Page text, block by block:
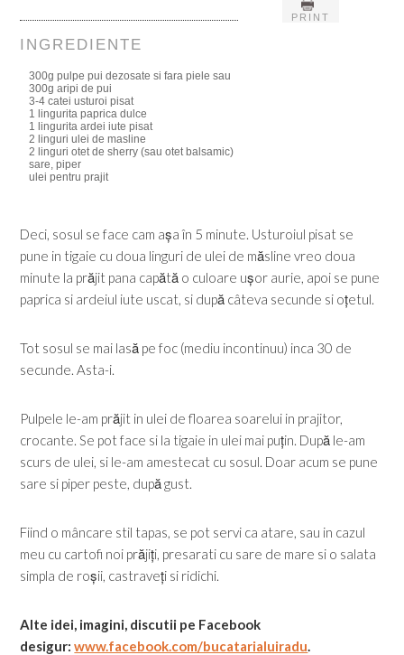
PRINT
INGREDIENTE
300g pulpe pui dezosate si fara piele sau
300g aripi de pui
3-4 catei usturoi pisat
1 lingurita paprica dulce
1 lingurita ardei iute pisat
2 linguri ulei de masline
2 linguri otet de sherry (sau otet balsamic)
sare, piper
ulei pentru prajit
Deci, sosul se face cam așa în 5 minute. Usturoiul pisat se
pune in tigaie cu doua linguri de ulei de măsline vreo doua
minute la prăjit pana capătă o culoare ușor aurie, apoi se pune
paprica si ardeiul iute uscat, si după câteva secunde si oțetul.
Tot sosul se mai lasă pe foc (mediu incontinuu) inca 30 de
secunde. Asta-i.
Pulpele le-am prăjit in ulei de floarea soarelui in prajitor,
crocante. Se pot face si la tigaie in ulei mai puțin. După le-am
scurs de ulei, si le-am amestecat cu sosul. Doar acum se pune
sare si piper peste, după gust.
Fiind o mâncare stil tapas, se pot servi ca atare, sau in cazul
meu cu cartofi noi prăjiți, presarati cu sare de mare si o salata
simpla de roșii, castraveți si ridichi.
Alte idei, imagini, discutii pe Facebook
desigur:www.facebook.com/bucatarialuiradu